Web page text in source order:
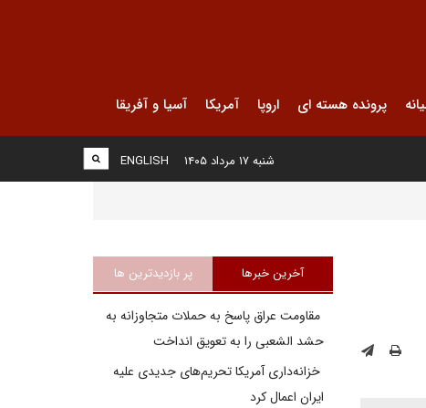
پرونده هسته ای اروپا آمریکا آسیا و آفریقا
ENGLISH شنبه ۱۷ مرداد ۱۴۰۵
آخرین خبرها پر بازدیدترین ها
مقاومت عراق پاسخ به حملات متجاوزانه به
حشد الشعبی را به تعویق انداخت
خزانه‌داری آمریکا تحریم‌های جدیدی علیه
ایران اعمال کرد